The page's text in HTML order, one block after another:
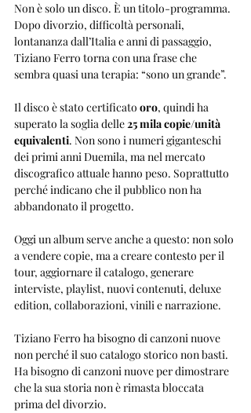
Non è solo un disco. È un titolo-programma.
Dopo divorzio, difficoltà personali,
lontananza dall’Italia e anni di passaggio,
Tiziano Ferro torna con una frase che
sembra quasi una terapia: “sono un grande”.
Il disco è stato certificato oro, quindi ha
superato la soglia delle 25 mila copie/unità
equivalenti. Non sono i numeri giganteschi
dei primi anni Duemila, ma nel mercato
discografico attuale hanno peso. Soprattutto
perché indicano che il pubblico non ha
abbandonato il progetto.
Oggi un album serve anche a questo: non solo
a vendere copie, ma a creare contesto per il
tour, aggiornare il catalogo, generare
interviste, playlist, nuovi contenuti, deluxe
edition, collaborazioni, vinili e narrazione.
Tiziano Ferro ha bisogno di canzoni nuove
non perché il suo catalogo storico non basti.
Ha bisogno di canzoni nuove per dimostrare
che la sua storia non è rimasta bloccata
prima del divorzio.